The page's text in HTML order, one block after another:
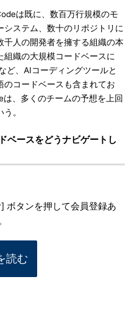
は既に、数百万行規模のモ
システム、数十のリポジトリに
千人の開発者を擁する組織の本
織の大規模コードベースに
ど、AIコーディングツールと
コードベースも含まれてお
、多くのチームの予想を上回
。
ベースをどうナビゲートし
ボタンを押して会員登録あ
読む